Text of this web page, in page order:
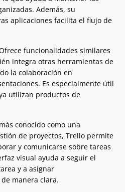
Además, su
aplicaciones facilita el flujo de
funcionalidades similares
integra otras herramientas de
la colaboración en
Es especialmente útil
utilizan productos de
conocido como una
de proyectos, Trello permite
y comunicarse sobre tareas
visual ayuda a seguir el
y a asignar
manera clara.